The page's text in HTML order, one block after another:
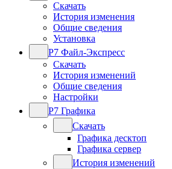
Скачать
История изменения
Общие сведения
Установка
Р7 Файл-Экспресс
Скачать
История изменений
Общие сведения
Настройки
Р7 Графика
Скачать
Графика десктоп
Графика сервер
История изменений